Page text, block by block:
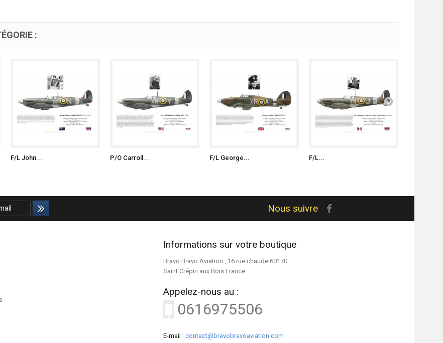
:
F/L John... P/O Carroll... F/L George... F/L...
Nous suivre
Informations sur votre boutique
Bravo Bravo Aviation , 16 rue chaude 60170
Saint Crépin aux Bois France
Appelez-nous au :
0616975506
E-mail : contact@bravobravoaviation.com